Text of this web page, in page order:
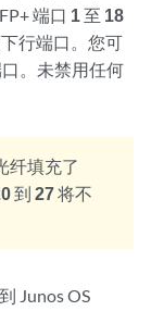
端口 1至 18
行端口。您可
。未禁用任何
纤填充了
到27将不
Junos OS